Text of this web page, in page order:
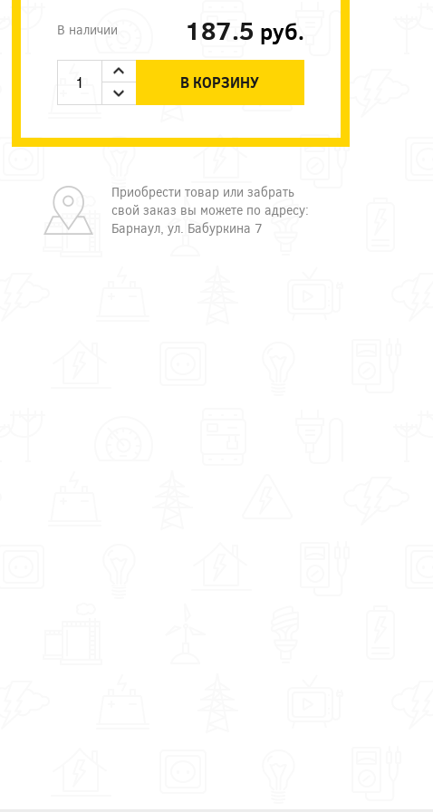
В наличии 187.5 руб.
В КОРЗИНУ
Приобрести товар или забрать
свой заказ вы можете по адресу:
Барнаул, ул. Бабуркина 7